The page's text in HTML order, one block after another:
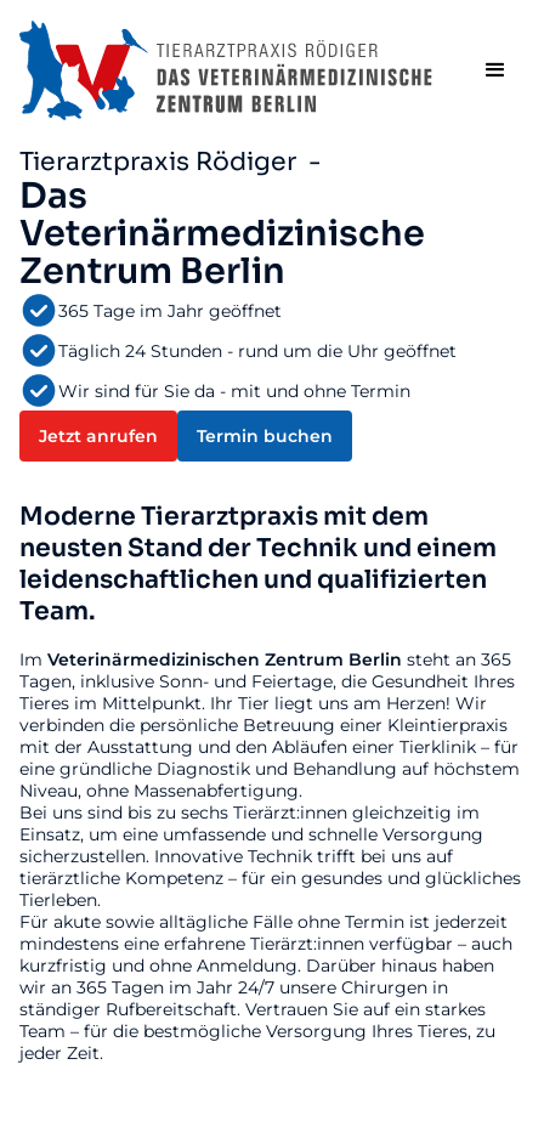
Tierarztpraxis Rödiger -
Das
Veterinärmedizinische
Zentrum Berlin
365 Tage im Jahr geöffnet
Täglich 24 Stunden - rund um die Uhr geöffnet
Wir sind für Sie da - mit und ohne Termin
Jetzt anrufen Termin buchen
Moderne Tierarztpraxis mit dem
neusten Stand der Technik und einem
leidenschaftlichen und qualifizierten
Team.
Im Veterinärmedizinischen Zentrum Berlin steht an 365
Tagen, inklusive Sonn- und Feiertage, die Gesundheit Ihres
Tieres im Mittelpunkt. Ihr Tier liegt uns am Herzen! Wir
verbinden die persönliche Betreuung einer Kleintierpraxis
mit der Ausstattung und den Abläufen einer Tierklinik – für
eine gründliche Diagnostik und Behandlung auf höchstem
Niveau, ohne Massenabfertigung.
Bei uns sind bis zu sechs Tierärzt:innen gleichzeitig im
Einsatz, um eine umfassende und schnelle Versorgung
sicherzustellen. Innovative Technik trifft bei uns auf
tierärztliche Kompetenz – für ein gesundes und glückliches
Tierleben.
Für akute sowie alltägliche Fälle ohne Termin ist jederzeit
mindestens eine erfahrene Tierärzt:innen verfügbar – auch
kurzfristig und ohne Anmeldung. Darüber hinaus haben
wir an 365 Tagen im Jahr 24/7 unsere Chirurgen in
ständiger Rufbereitschaft. Vertrauen Sie auf ein starkes
Team – für die bestmögliche Versorgung Ihres Tieres, zu
jeder Zeit.